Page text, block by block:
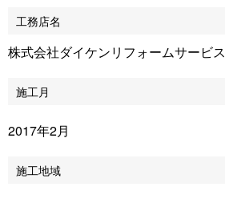
工務店名
株式会社ダイケンリフォームサービス
施工月
2017年2月
施工地域